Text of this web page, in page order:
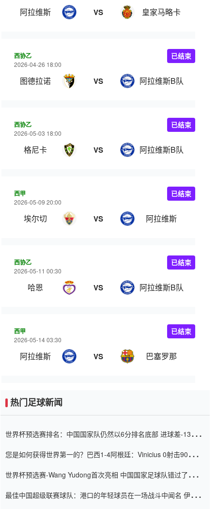
阿拉维斯 VS 皇家马略卡
西协乙
2026-04-26 18:00
图德拉诺 VS 阿拉维斯B队
已结束
西协乙
2026-05-03 18:00
格尼卡 VS 阿拉维斯B队
已结束
西甲
2026-05-09 20:00
埃尔切 VS 阿拉维斯
已结束
西协乙
2026-05-11 00:30
哈恩 VS 阿拉维斯B队
已结束
西甲
2026-05-14 03:30
阿拉维斯 VS 巴塞罗那
已结束
热门足球新闻
世界杯预选赛排名：中国国家队仍然以6分排名底部 进球差-13令人
您是如何获得世界第一的？巴西1-4阿根廷：Vinicius 0射击90分钟
世界杯预选赛-Wang Yudong首次亮相 中国国家足球队错过了世界
最佳中国超级联赛球队：港口的年轻球员在一场战斗中闻名 伊万放